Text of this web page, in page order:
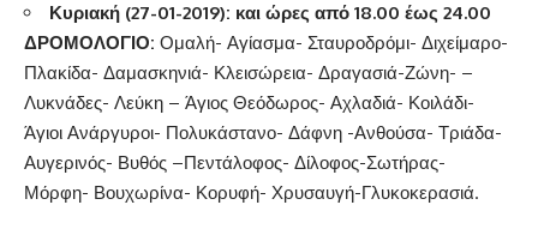
Κυριακή (27-01-2019): και ώρες από 18.00 έως 24.00
ΔΡΟΜΟΛΟΓΙΟ: Ομαλή- Αγίασμα- Σταυροδρόμι- Διχείμαρο-
Πλακίδα- Δαμασκηνιά- Κλεισώρεια- Δραγασιά-Ζώνη- –
Λυκνάδες- Λεύκη – Άγιος Θεόδωρος- Αχλαδιά- Κοιλάδι-
Άγιοι Ανάργυροι- Πολυκάστανο- Δάφνη -Ανθούσα- Τριάδα-
Αυγερινός- Βυθός –Πεντάλοφος- Δίλοφος-Σωτήρας-
Μόρφη- Βουχωρίνα- Κορυφή- Χρυσαυγή-Γλυκοκερασιά.